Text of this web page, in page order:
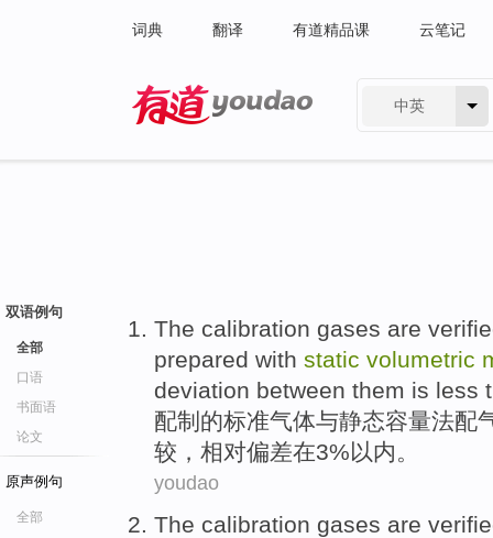
词典 翻译 有道精品课 云笔记
中英
双语例句
全部
口语
书面语
论文
原声例句
全部
The calibration gases are
prepared with static volumetric
deviation between them is less
配制 的标准气体与静态容量法配
较， 相对偏差在3%以内。
youdao
The calibration gases are